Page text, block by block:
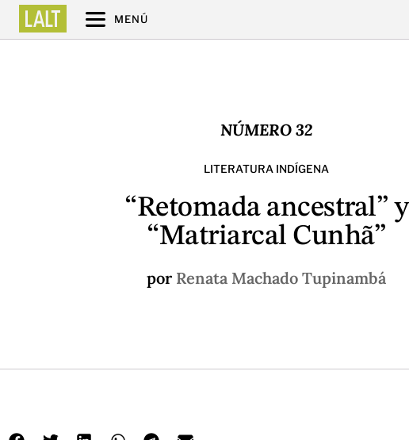
MENÚ
NÚMERO 32
LITERATURA INDÍGENA
“Retomada ancestral” y
“Matriarcal Cunhã”
por Renata Machado Tupinambá